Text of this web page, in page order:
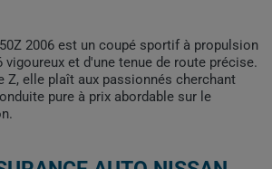
2006 est un coupé sportif à propulsion
vigoureux et d'une tenue de route précise.
Z, elle plaît aux passionnés cherchant
pure à prix abordable sur le